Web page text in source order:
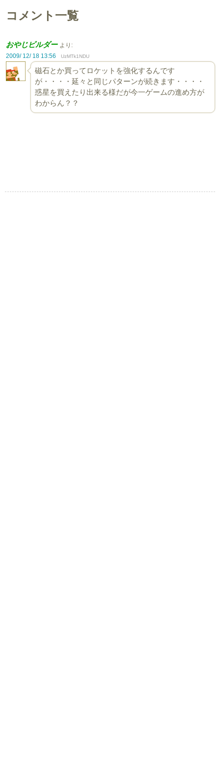
コメント一覧
おやじビルダー より:
2009/ 12/ 18 13:56
UzMTk1NDU
磁石とか買ってロケットを強化するんです
が・・・・延々と同じパターンが続きます・・・・
惑星を買えたり出来る様だが今一ゲームの進め方が
わからん？？